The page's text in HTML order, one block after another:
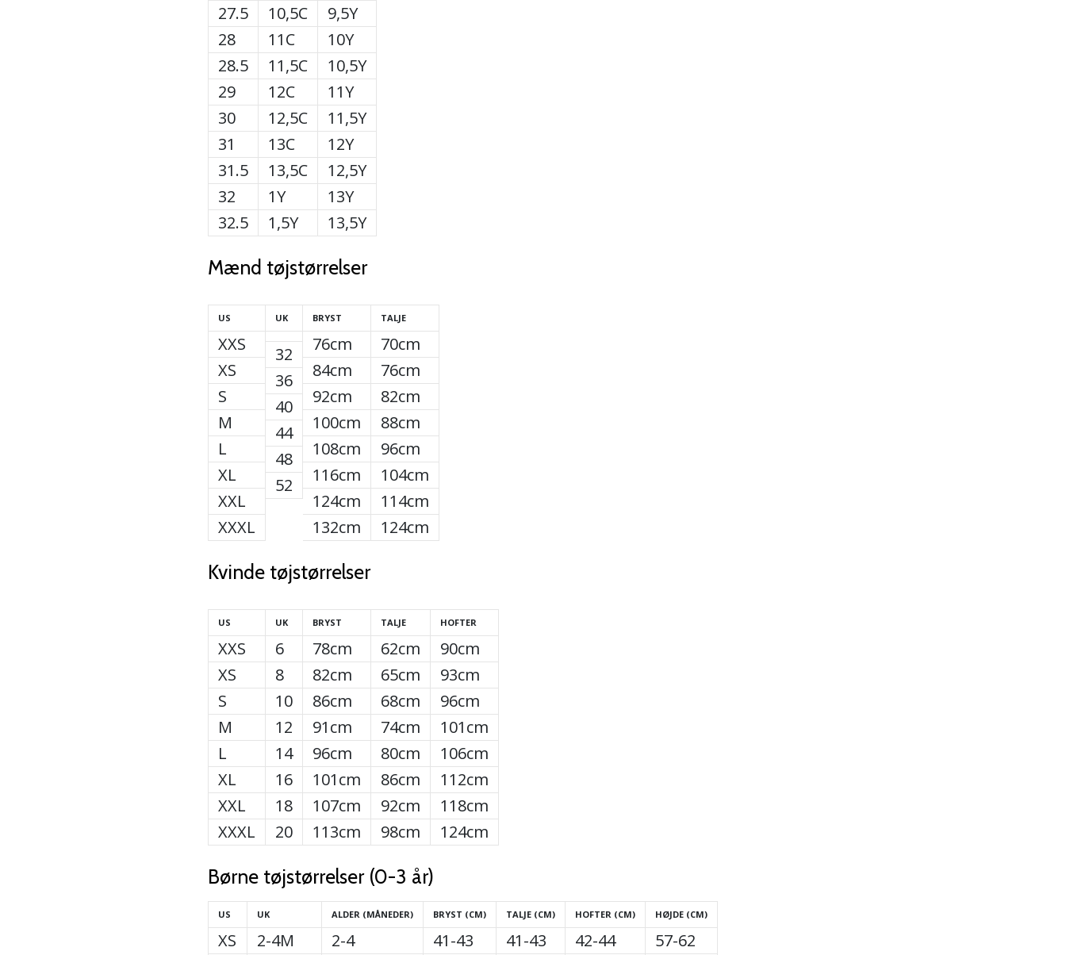
27.5
28
28.5
29
30
31
31.5
32
32.5
10,5C
11C
11,5C
12C
12,5C
13C
13,5C
1Y
1,5Y
9,5Y
10Y
10,5Y
11Y
11,5Y
12Y
12,5Y
13Y
13,5Y
Mænd tøjstørrelser
US
XXS
XS
S
M
L
XL
XXL
XXXL
UK
32
36
40
44
48
52
BRYST
76cm
84cm
92cm
100cm
108cm
116cm
124cm
132cm
TALJE
70cm
76cm
82cm
88cm
96cm
104cm
114cm
124cm
Kvinde tøjstørrelser
US
XXS
XS
S
M
L
XL
XXL
XXXL
UK
6
8
10
12
14
16
18
20
BRYST
78cm
82cm
86cm
91cm
96cm
101cm
107cm
113cm
TALJE
62cm
65cm
68cm
74cm
80cm
86cm
92cm
98cm
HOFTER
90cm
93cm
96cm
101cm
106cm
112cm
118cm
124cm
Børne tøjstørrelser (0-3 år)
US
XS
UK
2-4M
ALDER (MÅNEDER)
2-4
BRYST (CM)
41-43
TALJE (CM)
41-43
HOFTER (CM)
42-44
HØJDE (CM)
57-62